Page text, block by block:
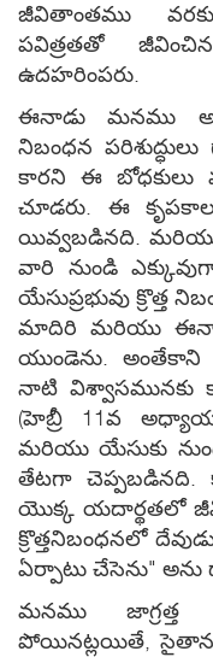
జీవితాంతము
పవిత్రతతో
ఉదహరింపరు.
ఈనాడు మనము
నిబంధన
కారని ఈ బోధకులు
చూడరు. ఈ
యివ్వబడినది. మరియు
వారి నుండి
యేసుప్రభువు క్రొత్త
మాదిరి మరియు
యుండెను.
నాటి విశ్వాసమునకు
(హెబ్రీ 11వ
మరియు యేసుకు
తేటగా
యొక్క యదార్థతలో
క్రొత్తనిబంధనలో
ఏర్పాటు చేసెను" అను
మనము జాగ్రత్త
పోయినట్లయితే, సైతాను